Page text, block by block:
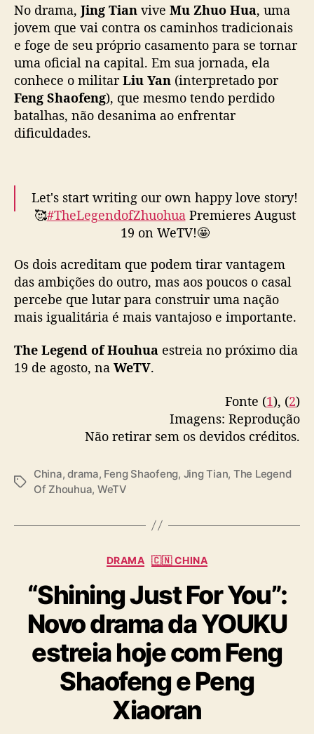
g
q
u
e
b
r
m
s
e
T
h
L
e
e
f
Z
u
a
No drama, Jing Tian vive Mu Zhuo Hua, uma
jovem que vai contra os caminhos tradicionais
e foge de seu próprio casamento para se tornar
uma oficial na capital. Em sua jornada, ela
conhece o militarLiu Yan (interpretado por
Feng Shaofeng), que mesmo tendo perdido
batalhas, não desanima ao enfrentar
dificuldades.
Let's start writing our own happy love story!
🥰#TheLegendofZhuohuaPremieres August
19 on WeTV!🤩
Starring#JingTian #FengShaofeng#灼灼风流
#景甜 #冯绍峰 #WeTV #WeTVAlwaysMore
pic.twitter.com/kmFT8rOQGz
2023
Os dois acreditam que podem tirar vantagem
das ambições do outro, mas aos poucos o casal
percebe que lutar para construir uma nação
mais igualitária é mais vantajoso e importante.
The Legend of Houhua estreia no próximo dia
19 de agosto, na WeTV.
Fonte (1), (2)
Imagens: Reprodução
Não retirar sem os devidos créditos.
T
s
China,drama, Feng Shaofeng, Jing Tian, The Legend
Of Zhouhua, WeTV
C
t
e
g
o
r
i
a
s
DRAMA 🇨🇳 CHINA
“Shining Just For You”:
Novo drama da YOUKU
estreia hoje com Feng
Shaofeng e Peng
Xiaoran